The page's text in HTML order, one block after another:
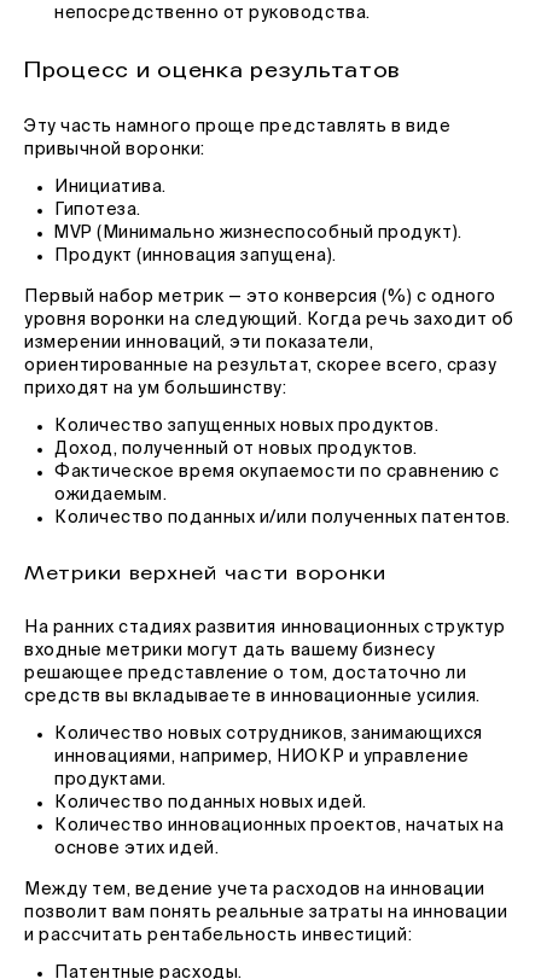
непосредственно от руководства.
Процесс и оценка результатов
Эту часть намного проще представлять в виде
привычной воронки:
Инициатива.
Гипотеза.
MVP (Минимально жизнеспособный продукт).
Продукт (инновация запущена).
Первый набор метрик — это конверсия (%) с одного
уровня воронки на следующий. Когда речь заходит об
измерении инноваций, эти показатели,
ориентированные на результат, скорее всего, сразу
приходят на ум большинству:
Количество запущенных новых продуктов.
Доход, полученный от новых продуктов.
Фактическое время окупаемости по сравнению с
ожидаемым.
Количество поданных и/или полученных патентов.
Метрики верхней части воронки
На ранних стадиях развития инновационных структур
входные метрики могут дать вашему бизнесу
решающее представление о том, достаточно ли
средств вы вкладываете в инновационные усилия.
Количество новых сотрудников, занимающихся
инновациями, например, НИОКР и управление
продуктами.
Количество поданных новых идей.
Количество инновационных проектов, начатых на
основе этих идей.
Между тем, ведение учета расходов на инновации
позволит вам понять реальные затраты на инновации
и рассчитать рентабельность инвестиций:
Патентные расходы.